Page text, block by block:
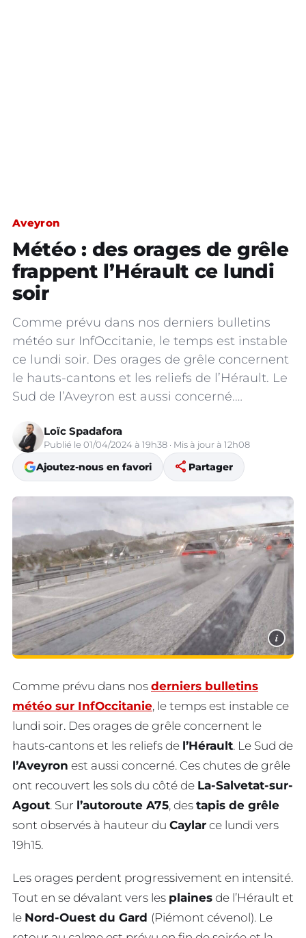
Aveyron
Météo : des orages de grêle
frappent l’Hérault ce lundi
soir
Comme prévu dans nos derniers bulletins
météo sur InfOccitanie, le temps est instable
ce lundi soir. Des orages de grêle concernent
le hauts-cantons et les reliefs de l’Hérault. Le
Sud de l’Aveyron est aussi concerné.…
Loïc Spadafora
Publié le 01/04/2024 à 19h38 · Mis à jour à 12h08
Ajoutez-nous en favori share Partager
i
Comme prévu dans nos derniers bulletins
météo sur InfOccitanie, le temps est instable ce
lundi soir. Des orages de grêle concernent le
hauts-cantons et les reliefs de l’Hérault. Le Sud de
l’Aveyron est aussi concerné. Ces chutes de grêle
ont recouvert les sols du côté de La-Salvetat-sur-
Agout. Sur l’autoroute A75, des tapis de grêle
sont observés à hauteur du Caylar ce lundi vers
19h15.
Les orages perdent progressivement en intensité.
Tout en se dévalant vers les plaines de l’Hérault et
le Nord-Ouest du Gard (Piémont cévenol). Le